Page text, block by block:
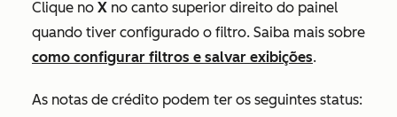
Clique no X no canto superior direito do painel
quando tiver configurado o filtro. Saiba mais sobre
como configurar filtros e salvar exibições.
As notas de crédito podem ter os seguintes status: